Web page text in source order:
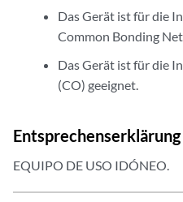
Das Gerät ist für die
Common Bonding
Das Gerät ist für die
(CO) geeignet.
EQUIPO DE USO IDÓNEO.